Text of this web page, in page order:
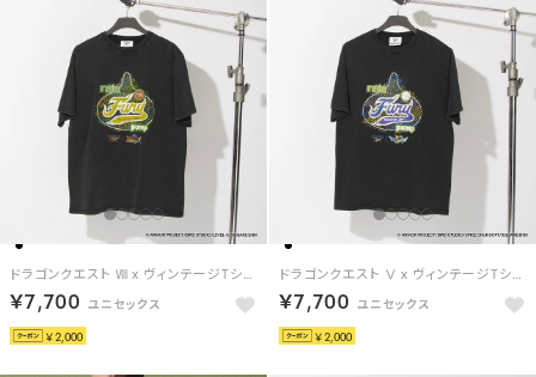
ドラゴンクエスト Ⅷ x ヴィンテージTシャツ / DRAGON QUEST Ⅷ x VINTAGE TEE 【返品不可商品】（ブラック/イエロー）
￥7,700
￥2,000
ドラゴンクエスト Ⅴ x ヴィンテージTシャツ / DRAGON QUEST Ⅴ x VINTAGE TEE 【返品不可商品】 （ブラック/パープル）
￥7,700
￥2,000